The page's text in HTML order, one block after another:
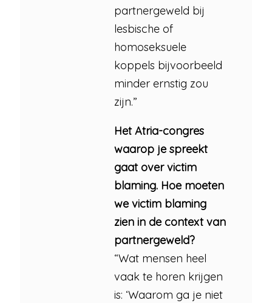
partnergeweld bij
lesbische of
homoseksuele
koppels bijvoorbeeld
minder ernstig zou
zijn.”
Het Atria-congres
waarop je spreekt
gaat over victim
blaming. Hoe moeten
we victim blaming
zien in de context van
partnergeweld?
“Wat mensen heel
vaak te horen krijgen
is: ‘Waarom ga je niet